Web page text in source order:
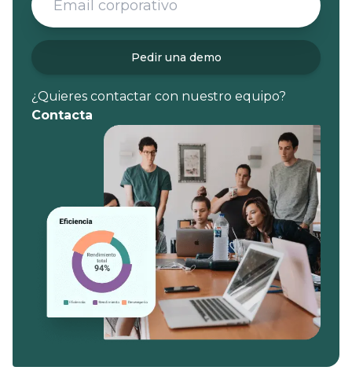
Pedir una demo
¿Quieres contactar con nuestro equipo?
Contacta